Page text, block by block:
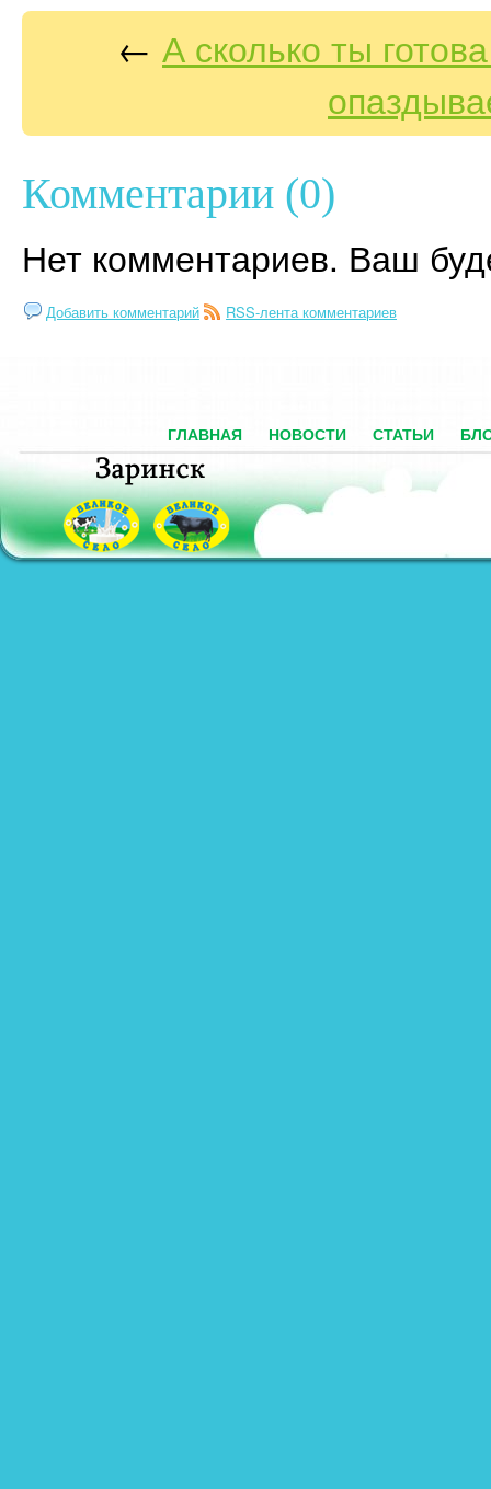
← А сколько ты
Комментарии (0)
Нет комментариев. Ваш
Добавить комментарий RSS-лента комментариев
ГЛАВНАЯ НОВОСТИ СТАТЬИ